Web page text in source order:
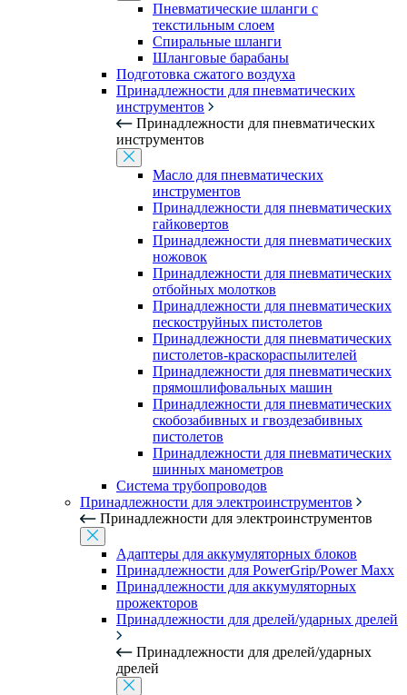
Пневматические шланги с
текстильным слоем
Спиральные шланги
Шланговые барабаны
Подготовка сжатого воздуха
Принадлежности для пневматических
инструментов
Принадлежности для пневматических
инструментов
Масло для пневматических
инструментов
Принадлежности для пневматических
гайковертов
Принадлежности для пневматических
ножовок
Принадлежности для пневматических
отбойных молотков
Принадлежности для пневматических
пескоструйных пистолетов
Принадлежности для пневматических
пистолетов-краскораспылителей
Принадлежности для пневматических
прямошлифовальных машин
Принадлежности для пневматических
скобозабивных и гвоздезабивных
пистолетов
Принадлежности для пневматических
шинных манометров
Система трубопроводов
Принадлежности для электроинструментов
Принадлежности для электроинструментов
Адаптеры для аккумуляторных блоков
Принадлежности для PowerGrip/Power Maxx
Принадлежности для аккумуляторных
прожекторов
Принадлежности для дрелей/ударных дрелей
Принадлежности для дрелей/ударных
дрелей